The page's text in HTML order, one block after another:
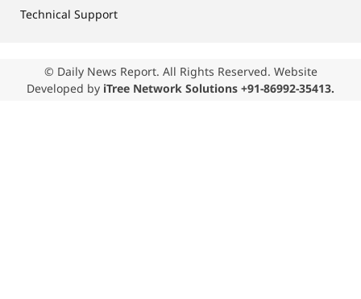
Technical Support
© Daily News Report. All Rights Reserved. Website
Developed by iTree Network Solutions +91-86992-35413.